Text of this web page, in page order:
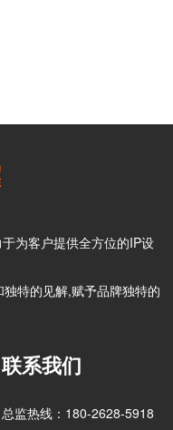
为客户提供全方位的IP设
特的见解,赋予品牌独特的
联系我们
总监热线：180-2628-5918